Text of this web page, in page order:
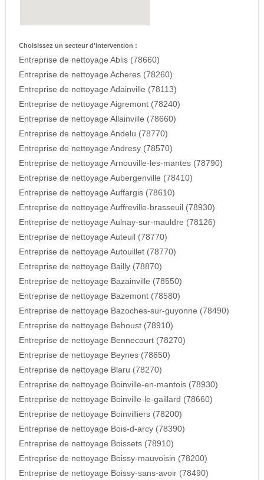
Choisissez un secteur d'intervention :
Entreprise de nettoyage Ablis (78660)
Entreprise de nettoyage Acheres (78260)
Entreprise de nettoyage Adainville (78113)
Entreprise de nettoyage Aigremont (78240)
Entreprise de nettoyage Allainville (78660)
Entreprise de nettoyage Andelu (78770)
Entreprise de nettoyage Andresy (78570)
Entreprise de nettoyage Arnouville-les-mantes (78790)
Entreprise de nettoyage Aubergenville (78410)
Entreprise de nettoyage Auffargis (78610)
Entreprise de nettoyage Auffreville-brasseuil (78930)
Entreprise de nettoyage Aulnay-sur-mauldre (78126)
Entreprise de nettoyage Auteuil (78770)
Entreprise de nettoyage Autouillet (78770)
Entreprise de nettoyage Bailly (78870)
Entreprise de nettoyage Bazainville (78550)
Entreprise de nettoyage Bazemont (78580)
Entreprise de nettoyage Bazoches-sur-guyonne (78490)
Entreprise de nettoyage Behoust (78910)
Entreprise de nettoyage Bennecourt (78270)
Entreprise de nettoyage Beynes (78650)
Entreprise de nettoyage Blaru (78270)
Entreprise de nettoyage Boinville-en-mantois (78930)
Entreprise de nettoyage Boinville-le-gaillard (78660)
Entreprise de nettoyage Boinvilliers (78200)
Entreprise de nettoyage Bois-d-arcy (78390)
Entreprise de nettoyage Boissets (78910)
Entreprise de nettoyage Boissy-mauvoisin (78200)
Entreprise de nettoyage Boissy-sans-avoir (78490)